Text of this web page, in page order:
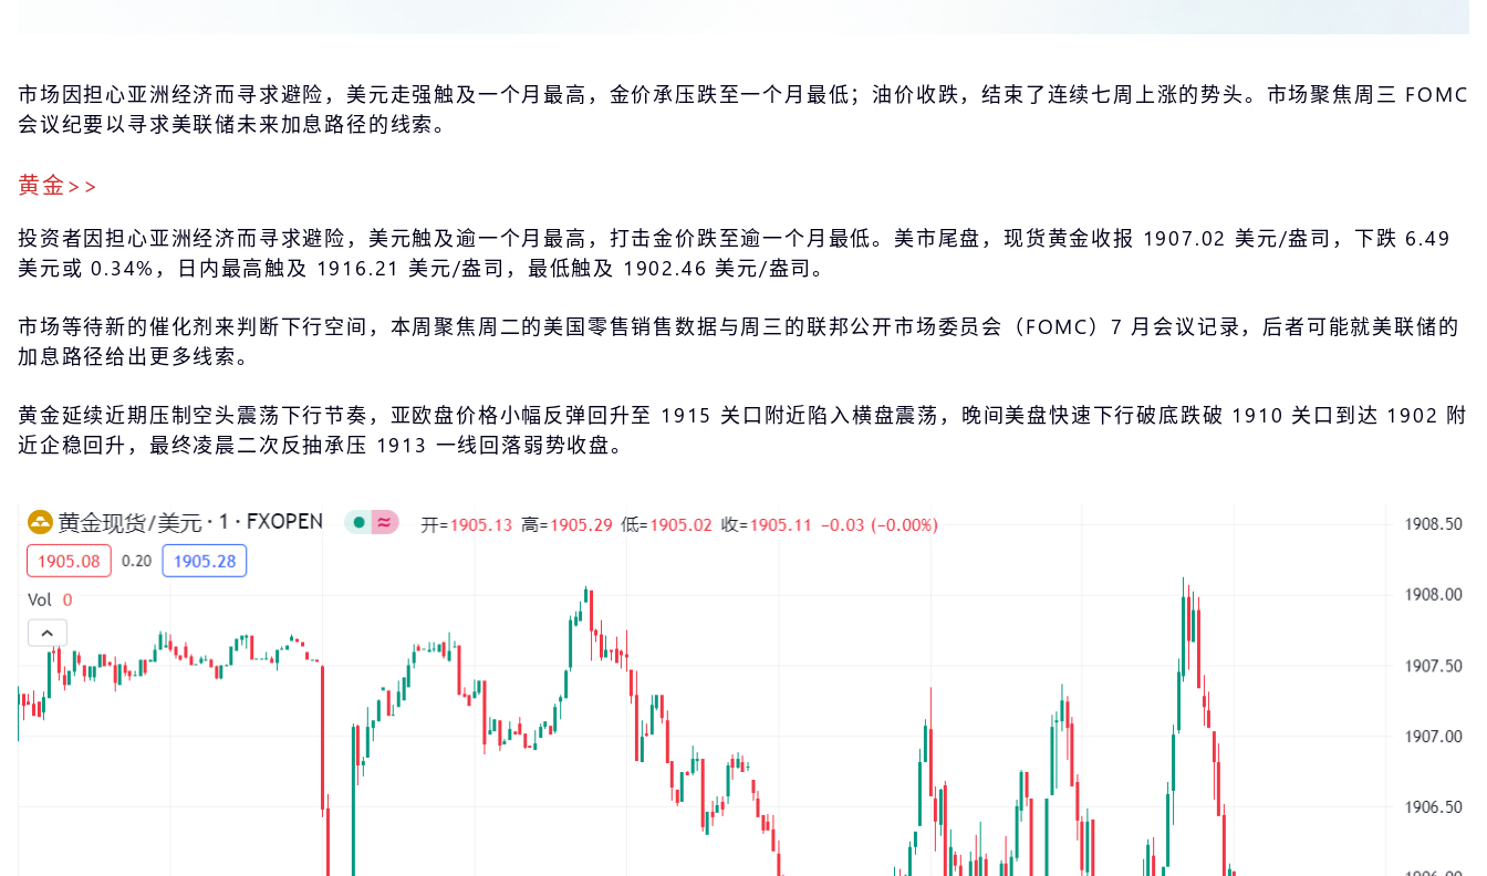
市场因担心亚洲经济而寻求避险，美元走强触及一个月最高，金价承压跌至一个月最低；油价收跌，结束了连续七周上涨的势头。市场聚焦周三 FOMC
会议纪要以寻求美联储未来加息路径的线索。
黄金>>
投资者因担心亚洲经济而寻求避险，美元触及逾一个月最高，打击金价跌至逾一个月最低。美市尾盘，现货黄金收报 1907.02 美元/盎司，下跌 6.49
美元或 0.34%，日内最高触及 1916.21 美元/盎司，最低触及 1902.46 美元/盎司。
市场等待新的催化剂来判断下行空间，本周聚焦周二的美国零售销售数据与周三的联邦公开市场委员会（FOMC）7 月会议记录，后者可能就美联储的
加息路径给出更多线索。
黄金延续近期压制空头震荡下行节奏，亚欧盘价格小幅反弹回升至 1915 关口附近陷入横盘震荡，晚间美盘快速下行破底跌破 1910 关口到达 1902 附
近企稳回升，最终凌晨二次反抽承压 1913 一线回落弱势收盘。